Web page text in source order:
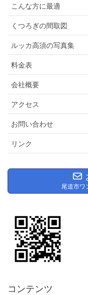
こんな方に最適
くつろぎの間取図
ルッカ高須の写真集
料金表
会社概要
アクセス
お問い合わせ
リンク
尾道市ワ
コンテンツ